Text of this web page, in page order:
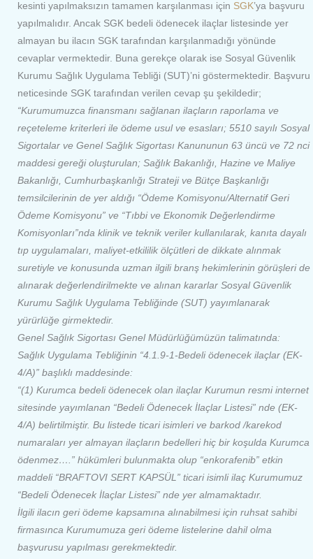
kesinti yapılmaksızın tamamen karşılanması için SGK’ya başvuru
yapılmalıdır. Ancak SGK bedeli ödenecek ilaçlar listesinde yer
almayan bu ilacın SGK tarafından karşılanmadığı yönünde
cevaplar vermektedir. Buna gerekçe olarak ise Sosyal Güvenlik
Kurumu Sağlık Uygulama Tebliği (SUT)’ni göstermektedir. Başvuru
neticesinde SGK tarafından verilen cevap şu şekildedir;
“Kurumumuzca finansmanı sağlanan ilaçların raporlama ve
reçeteleme kriterleri ile ödeme usul ve esasları; 5510 sayılı Sosyal
Sigortalar ve Genel Sağlık Sigortası Kanununun 63 üncü ve 72 nci
maddesi gereği oluşturulan; Sağlık Bakanlığı, Hazine ve Maliye
Bakanlığı, Cumhurbaşkanlığı Strateji ve Bütçe Başkanlığı
temsilcilerinin de yer aldığı “Ödeme Komisyonu/Alternatif Geri
Ödeme Komisyonu” ve “Tıbbi ve Ekonomik Değerlendirme
Komisyonları”nda klinik ve teknik veriler kullanılarak, kanıta dayalı
tıp uygulamaları, maliyet-etkililik ölçütleri de dikkate alınmak
suretiyle ve konusunda uzman ilgili branş hekimlerinin görüşleri de
alınarak değerlendirilmekte ve alınan kararlar Sosyal Güvenlik
Kurumu Sağlık Uygulama Tebliğinde (SUT) yayımlanarak
yürürlüğe girmektedir.
Genel Sağlık Sigortası Genel Müdürlüğümüzün talimatında:
Sağlık Uygulama Tebliğinin “4.1.9-1-Bedeli ödenecek ilaçlar (EK-
4/A)” başlıklı maddesinde:
“(1) Kurumca bedeli ödenecek olan ilaçlar Kurumun resmi internet
sitesinde yayımlanan “Bedeli Ödenecek İlaçlar Listesi” nde (EK-
4/A) belirtilmiştir. Bu listede ticari isimleri ve barkod /karekod
numaraları yer almayan ilaçların bedelleri hiç bir koşulda Kurumca
ödenmez….” hükümleri bulunmakta olup “enkorafenib” etkin
maddeli “BRAFTOVI SERT KAPSÜL” ticari isimli ilaç Kurumumuz
“Bedeli Ödenecek İlaçlar Listesi” nde yer almamaktadır.
İlgili ilacın geri ödeme kapsamına alınabilmesi için ruhsat sahibi
firmasınca Kurumumuza geri ödeme listelerine dahil olma
başvurusu yapılması gerekmektedir.